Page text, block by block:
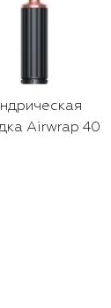
Airwrap 40